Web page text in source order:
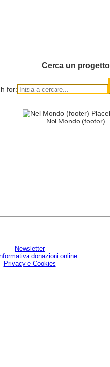
Cerca un progetto
for:
Nel Mondo (footer)
Newsletter
donazioni online
Privacy e Cookies